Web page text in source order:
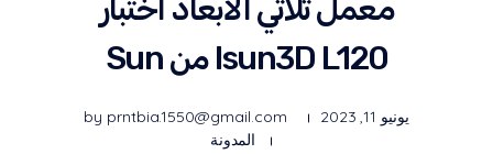
معمل ثلاثي الأبعاد اختبار
Isun3D L120 من Sun
يونيو 11, 2023 by prntbia.1550@gmail.com
المدونة